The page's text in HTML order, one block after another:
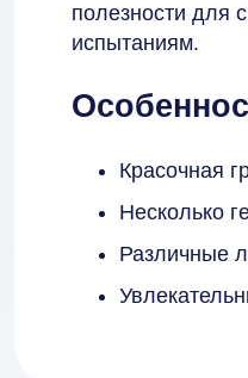
полезности для
испытаниям.
Красочная
Несколько
Различные